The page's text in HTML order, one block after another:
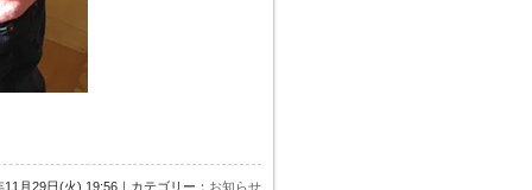
11月29日(火) 19:56｜カテゴリー： お知らせ